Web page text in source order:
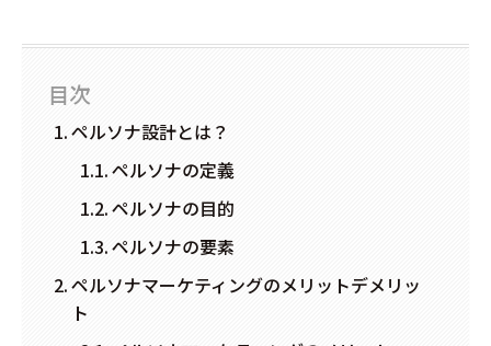
目次
ペルソナ設計とは？
ペルソナの定義
ペルソナの目的
ペルソナの要素
ペルソナマーケティングのメリットデメリッ
ト